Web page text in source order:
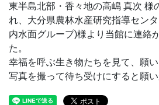
東半島北部・香々地の高嶋 真次 様
れ、大分県農林水産研究指導セン
内水面グループ)様より当館に連絡
た。
幸福を呼ぶ生き物たちを見て、願
写真を撮って待ち受けにすると願